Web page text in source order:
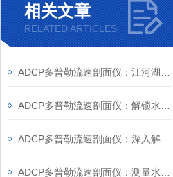
相关文章
RELATED ARTICLES